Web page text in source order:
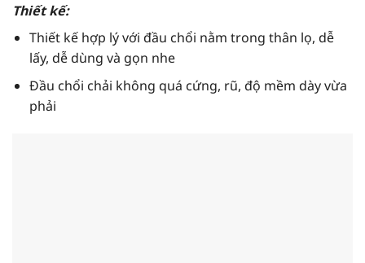
Thiết kế:
Thiết kế hợp lý với đầu chổi nằm trong thân lọ, dễ
lấy, dễ dùng và gọn nhe
Đầu chổi chải không quá cứng, rũ, độ mềm dày vừa
phải